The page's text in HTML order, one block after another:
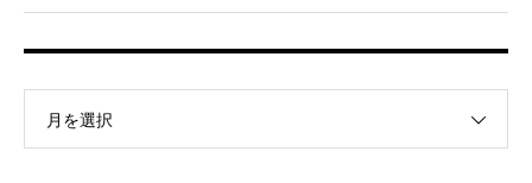
月を選択